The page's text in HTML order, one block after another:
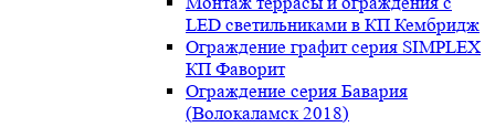
LED светильниками в КП Кембридж
Ограждение графит серия SIMPLEX
КП Фаворит
Ограждение серия Бавария
(Волокаламск 2018)